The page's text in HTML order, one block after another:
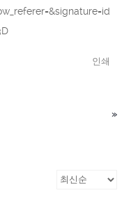
인쇄
»